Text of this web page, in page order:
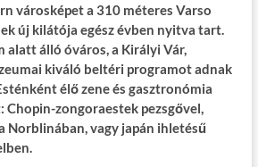
városképet a 310 méteres Varso
új kilátója egész évben nyitva tart.
alatt álló óváros, a Királyi Vár,
kiváló beltéri programot adnak
élő zene és gasztronómia
zongoraestek pezsgővel,
Norblinában, vagy japán ihletésű